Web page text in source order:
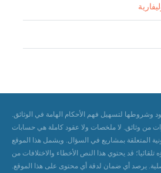
وشروطها لتسهيل فهم الأحكام الهامة في الوثائق.
من وثائق. لا ملخصات ولا عقود كاملة هي حسابات
المتعلقة بمشاريع في السؤال. ويشمل هذا الموقع
قد يحتوي هذا النص الأخطاء والاختلافات من